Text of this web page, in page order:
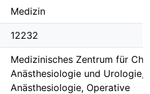
Medizin
12232
Medizinisches Zentrum für
Anästhesiologie und Urologie,
Anästhesiologie, Operative